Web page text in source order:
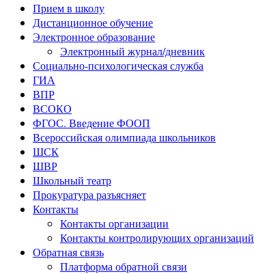
Прием в школу
Дистанционное обучение
Электронное образование
Электронный журнал/дневник
Социально-психологическая служба
ГИА
ВПР
ВСОКО
ФГОС. Введение ФООП
Всероссийская олимпиада школьников
ШСК
ШВР
Школьный театр
Прокуратура разъясняет
Контакты
Контакты организации
Контакты контролирующих организаций
Обратная связь
Платформа обратной связи